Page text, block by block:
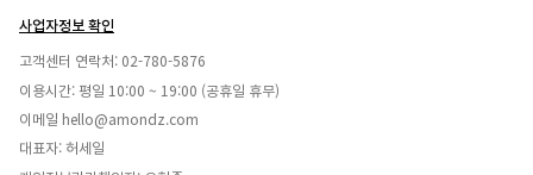
사업자정보 확인
고객센터 연락처: 02-780-5876
이용시간: 평일 10:00 ~ 19:00 (공휴일 휴무)
이메일 hello@amondz.com
대표자: 허세일